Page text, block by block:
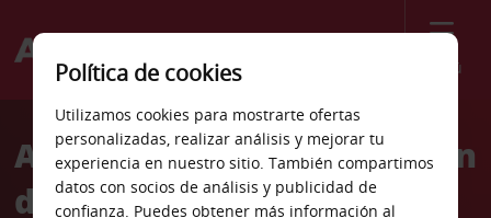
Menú
Welcome
AvisAlquiler de coches Estación
de tren de Orense
Política de cookies
Utilizamos cookies para mostrarte ofertas
personalizadas, realizar análisis y mejorar tu
experiencia en nuestro sitio. También compartimos
datos con socios de análisis y publicidad de
confianza. Puedes obtener más información al